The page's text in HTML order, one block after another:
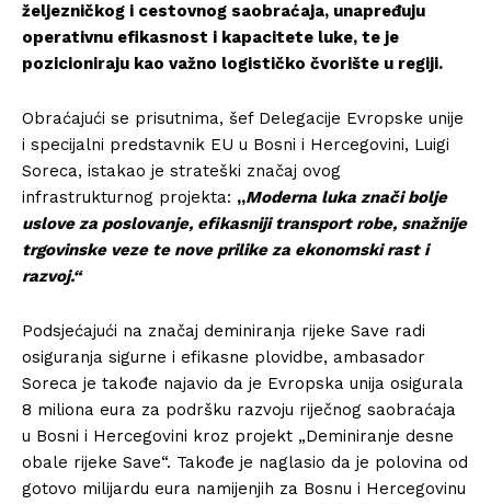
željezničkog i cestovnog saobraćaja, unapređuju
operativnu efikasnost i kapacitete luke, te je
pozicioniraju kao važno logističko čvorište u regiji.
Obraćajući se prisutnima, šef Delegacije Evropske unije
i specijalni predstavnik EU u Bosni i Hercegovini, Luigi
Soreca, istakao je strateški značaj ovog
infrastrukturnog projekta: „Moderna luka znači bolje
uslove za poslovanje, efikasniji transport robe, snažnije
trgovinske veze te nove prilike za ekonomski rast i
razvoj.“
Podsjećajući na značaj deminiranja rijeke Save radi
osiguranja sigurne i efikasne plovidbe, ambasador
Soreca je takođe najavio da je Evropska unija osigurala
8 miliona eura za podršku razvoju riječnog saobraćaja
u Bosni i Hercegovini kroz projekt „Deminiranje desne
obale rijeke Save“. Takođe je naglasio da je polovina od
gotovo milijardu eura namijenjih za Bosnu i Hercegovinu